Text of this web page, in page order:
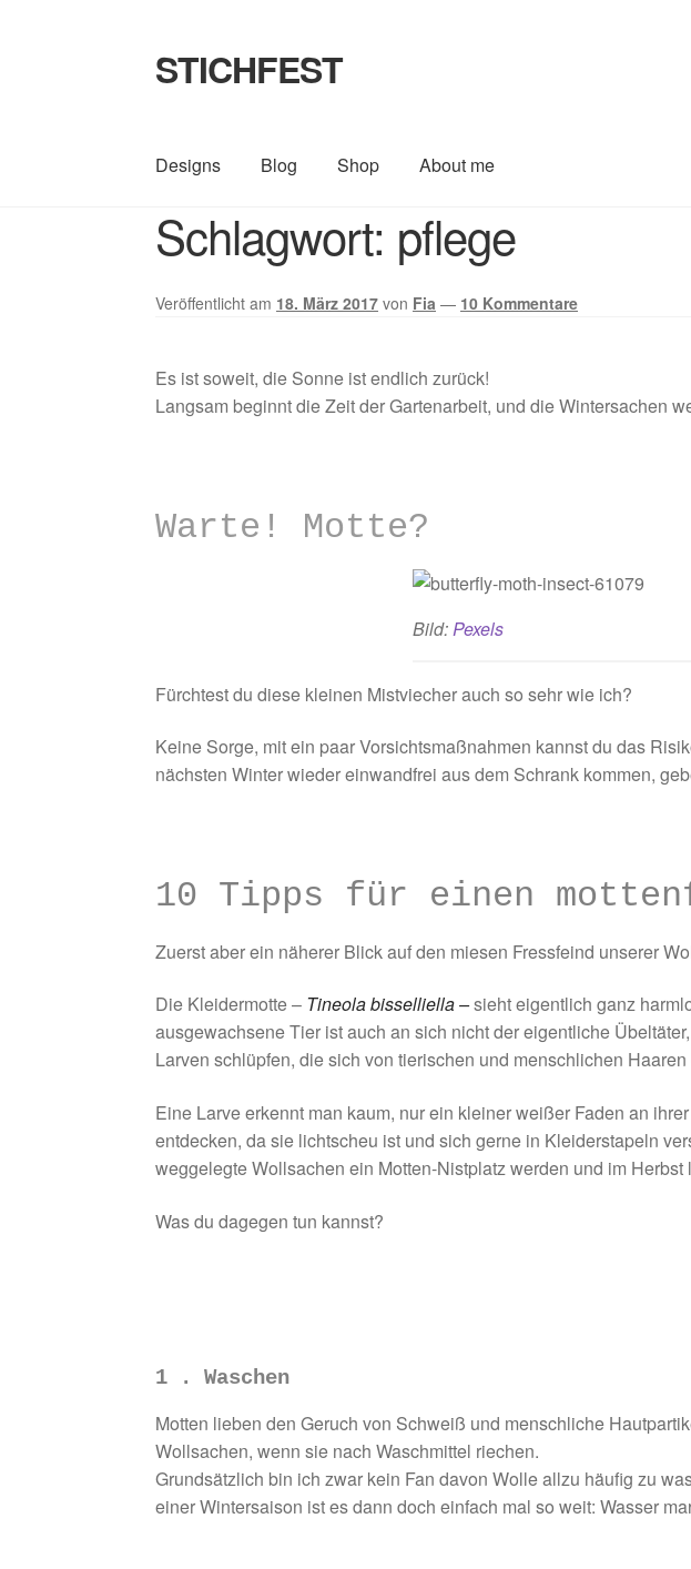
Zur
Navigation
Zum
Inhalt
STICHFEST
Designs Blog Shop About me
Schlagwort: pflege
Veröffentlicht am 18. März 2017 von Fia — 10 Kommentare
Es ist soweit, die Sonne ist endlich zurück!
Langsam beginnt die Zeit der Gartenarbeit, und die Wintersachen
Warte! Motte?
Bild: Pexels
Fürchtest du diese kleinen Mistviecher auch so sehr wie ich?
Keine Sorge, mit ein paar Vorsichtsmaßnahmen kannst du das
nächsten Winter wieder einwandfrei aus dem Schrank kommen,
10 Tipps für einen
Zuerst aber ein näherer Blick auf den miesen Fressfeind unserer
Die Kleidermotte – Tineola bisselliella –sieht eigentlich ganz
ausgewachsene Tier ist auch an sich nicht der eigentliche
Larven schlüpfen, die sich von tierischen und menschlichen
Eine Larve erkennt man kaum, nur ein kleiner weißer Faden an
entdecken, da sie lichtscheu ist und sich gerne in Kleiderstapeln
weggelegte Wollsachen ein Motten-Nistplatz werden und im
Was du dagegen tun kannst?
1 . Waschen
Motten lieben den Geruch von Schweiß und menschliche
Wollsachen, wenn sie nach Waschmittel riechen.
Grundsätzlich bin ich zwar kein Fan davon Wolle allzu häufig zu
einer Wintersaison ist es dann doch einfach mal so weit: Wasser